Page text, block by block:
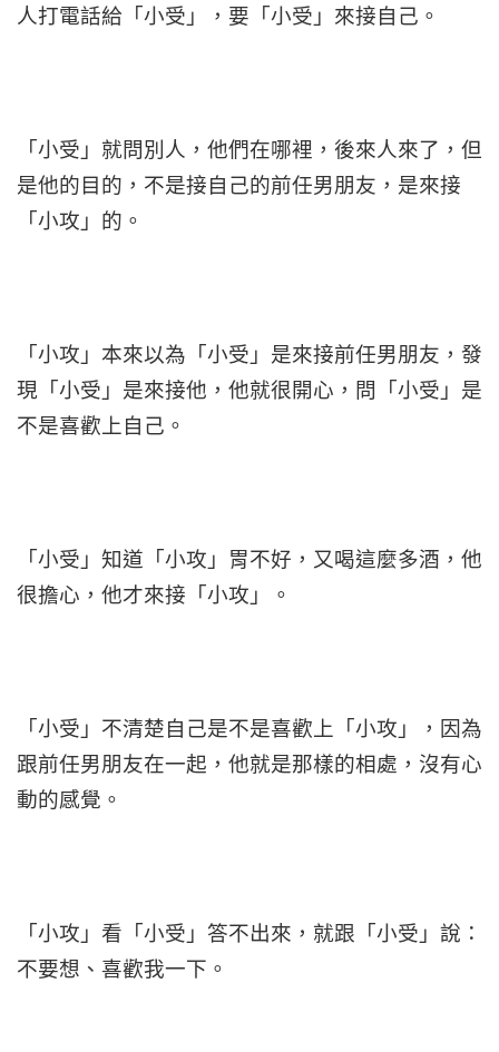
人打電話給「小受」，要「小受」來接自己。
「小受」就問別人，他們在哪裡，後來人來了，但
是他的目的，不是接自己的前任男朋友，是來接
「小攻」的。
「小攻」本來以為「小受」是來接前任男朋友，發
現「小受」是來接他，他就很開心，問「小受」是
不是喜歡上自己。
「小受」知道「小攻」胃不好，又喝這麼多酒，他
很擔心，他才來接「小攻」。
「小受」不清楚自己是不是喜歡上「小攻」，因為
跟前任男朋友在一起，他就是那樣的相處，沒有心
動的感覺。
「小攻」看「小受」答不出來，就跟「小受」說：
不要想、喜歡我一下。